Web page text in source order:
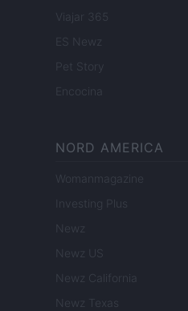
Viajar 365
ES Newz
Pet Story
Encocina
NORD AMERICA
Womanmagazine
Investing Plus
Newz
Newz US
Newz California
Newz Texas